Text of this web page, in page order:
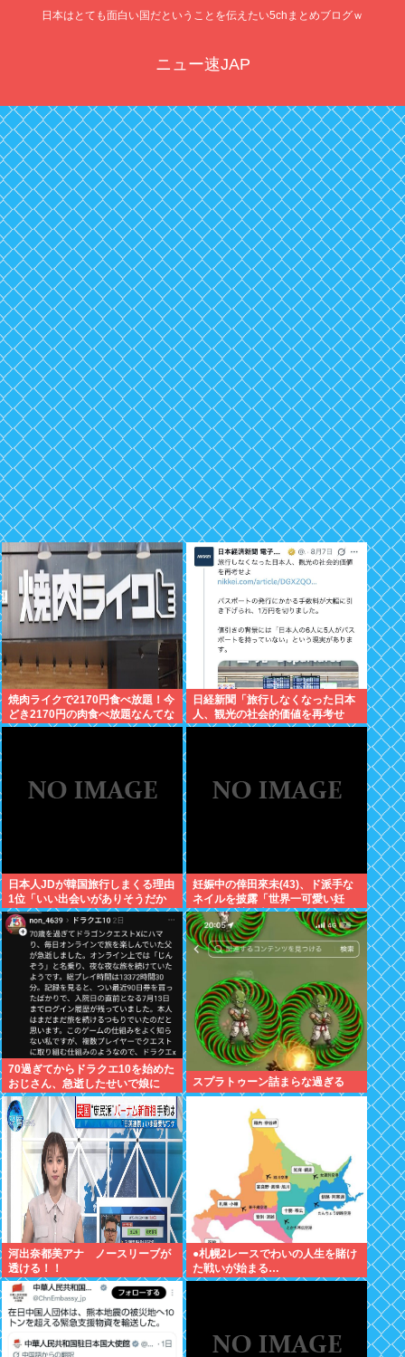
日本はとても面白い国だということを伝えたい5chまとめブログｗ
ニュー速JAP
焼肉ライクで2170円食べ放題！今
どき2170円の肉食べ放題なんてな
いぞ！
日経新聞「旅行しなくなった日本
人、観光の社会的価値を再考せ
よ」→炎上www
日本人JDが韓国旅行しまくる理由
1位「いい出会いがありそうだか
ら」
妊娠中の倖田來未(43)、ド派手な
ネイルを披露「世界一可愛い妊
婦」と称賛の声
70過ぎてからドラクエ10を始めた
おじさん、急逝したせいで娘に
色々開示されてしまう
スプラトゥーン詰まらな過ぎる
河出奈都美アナ ノースリーブが
透ける！！
●札幌2レースでわいの人生を賭け
た戦いが始まる…